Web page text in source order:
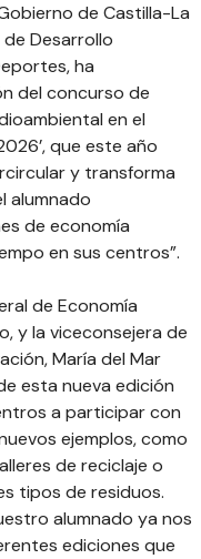
de Castilla-La
Desarrollo
ha
del concurso de
en el
que este año
y transforma
alumnado
de economía
en sus centros”.
de Economía
y la viceconsejera de
María del Mar
esta nueva edición
a participar con
ejemplos, como
de reciclaje o
tipos de residuos.
alumnado ya nos
ediciones que